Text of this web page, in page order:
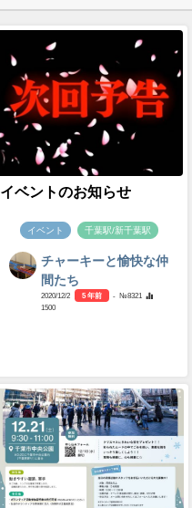
イベントのお知らせ
イベント 千葉駅/新千葉駅
チャーキーと愉快な仲
間たち
2020/12/2 5 年前
- №8321
1500